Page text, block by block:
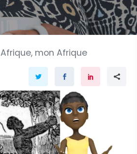
Afrique, mon Afrique